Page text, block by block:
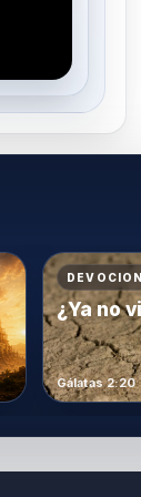
¿Ya no
Gálatas 2:20